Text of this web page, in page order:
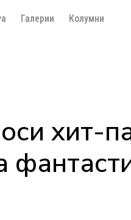
Галерии Колумни
хит-